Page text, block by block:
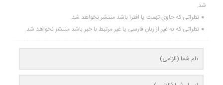
شد.
نظراتی که حاوی تهمت یا افترا باشد منتشر نخواهد شد.
نظراتی که به غیر از زبان فارسی یا غیر مرتبط با خبر باشد منتشر نخواهد شد.